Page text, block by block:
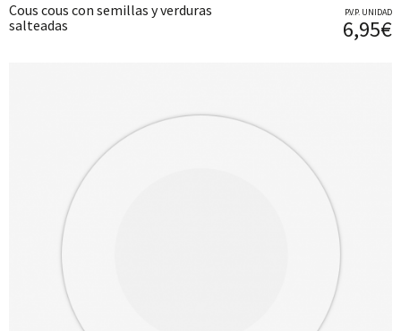
Cous cous con semillas y verduras
salteadas
P.V.P. UNIDAD
6,95€